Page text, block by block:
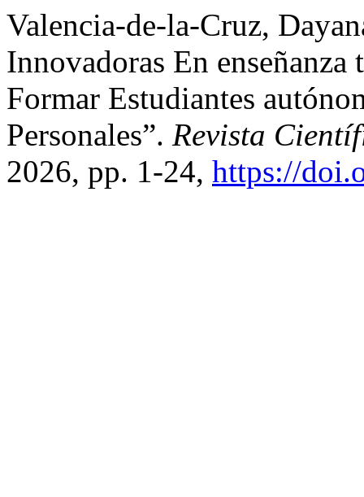
Valencia-de-la-Cruz,
Innovadoras En
Formar Estudiantes
Personales”. Revista
2026, pp. 1-24, https://